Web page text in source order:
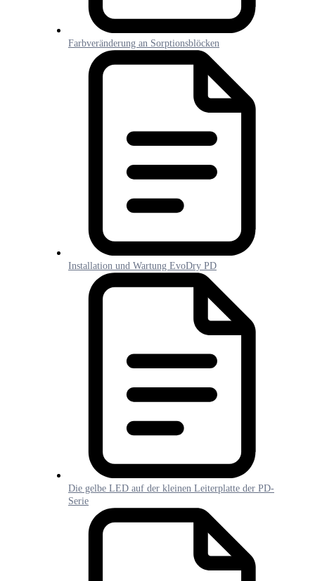
Farbveränderung an Sorptionsblöcken
Installation und Wartung EvoDry PD
Die gelbe LED auf der kleinen Leiterplatte der PD-
Serie